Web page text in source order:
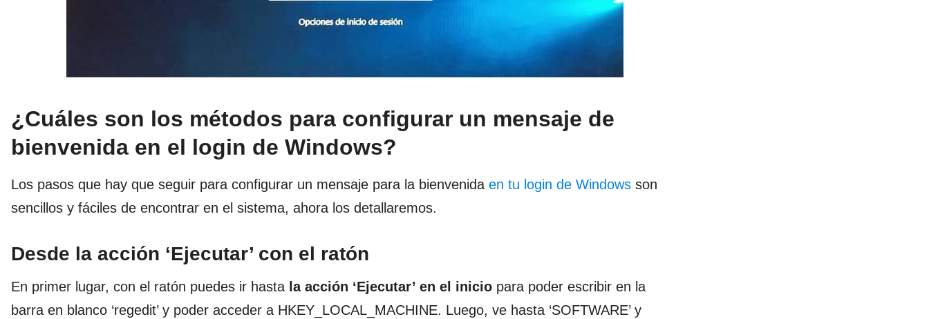
¿Cuáles son los métodos para configurar un mensaje de
bienvenida en el login de Windows?
Los pasos que hay que seguir para configurar un mensaje para la bienvenida en tu login de Windows son
sencillos y fáciles de encontrar en el sistema, ahora los detallaremos.
Desde la acción ‘Ejecutar’ con el ratón
En primer lugar, con el ratón puedes ir hasta la acción ‘Ejecutar’ en el inicio para poder escribir en la
barra en blanco ‘regedit’ y poder acceder a HKEY_LOCAL_MACHINE. Luego, ve hasta ‘SOFTWARE’ y